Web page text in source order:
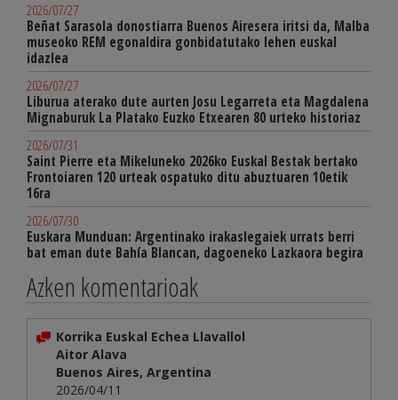
2026/07/27
Beñat Sarasola donostiarra Buenos Airesera iritsi da, Malba
museoko REM egonaldira gonbidatutako lehen euskal
idazlea
2026/07/27
Liburua aterako dute aurten Josu Legarreta eta Magdalena
Mignaburuk La Platako Euzko Etxearen 80 urteko historiaz
2026/07/31
Saint Pierre eta Mikeluneko 2026ko Euskal Bestak bertako
Frontoiaren 120 urteak ospatuko ditu abuztuaren 10etik
16ra
2026/07/30
Euskara Munduan: Argentinako irakaslegaiek urrats berri
bat eman dute Bahía Blancan, dagoeneko Lazkaora begira
Azken komentarioak
Korrika Euskal Echea Llavallol
Aitor Alava
Buenos Aires, Argentina
2026/04/11